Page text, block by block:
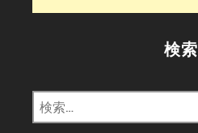
検索
検
索: